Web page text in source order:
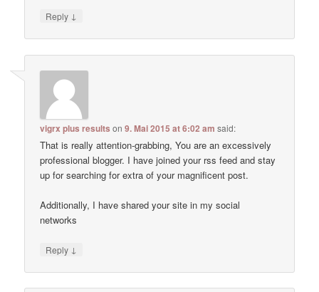
Reply ↓
vigrx plus results on9. Mai 2015 at 6:02 am said:
That is really attention-grabbing, You are an excessively
professional blogger. I have joined your rss feed and stay
up for searching for extra of your magnificent post.
Additionally, I have shared your site in my social
networks
Reply ↓